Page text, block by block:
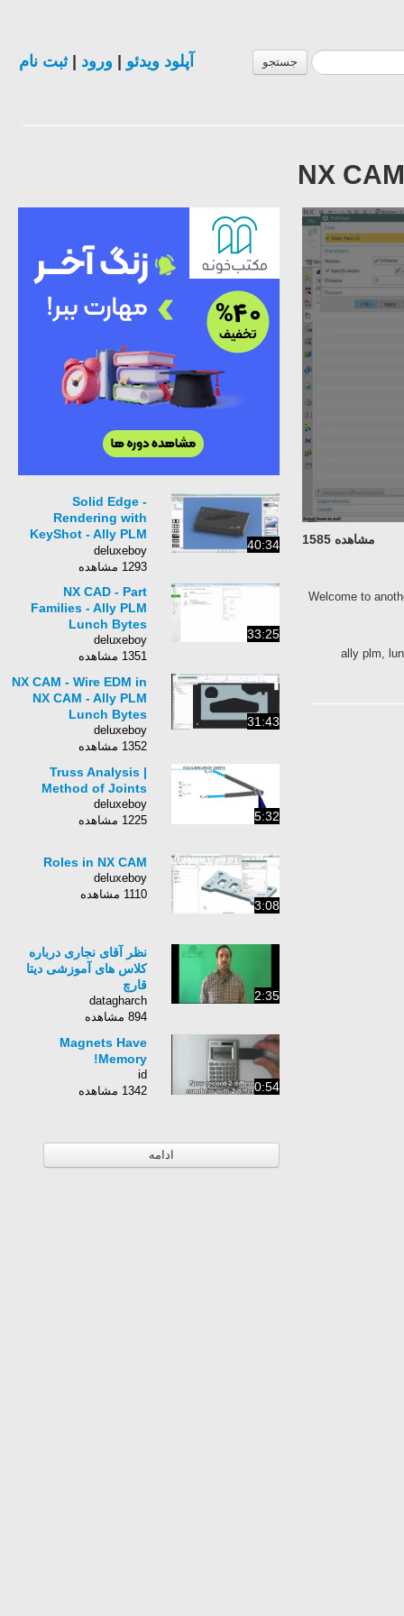
جستجو آپلود ویدئو ورود |ثبت نام
NX
مشاهده 1585
Welcome to
ally plm,
40:34
Solid Edge -
Rendering with
KeyShot - Ally PLM
Lunch Bytes
deluxeboy
1293 مشاهده
33:25
NX CAD - Part
Families - Ally PLM
Lunch Bytes
deluxeboy
1351 مشاهده
31:43
NX CAM - Wire EDM in
NX CAM - Ally PLM
Lunch Bytes
deluxeboy
1352 مشاهده
5:32
Truss Analysis |
Method of Joints
deluxeboy
1225 مشاهده
3:08
Roles in NX CAM
deluxeboy
1110 مشاهده
2:35
نظر آقای نجاری درباره
کلاس های آموزشی دیتا
قارچ
datagharch
894 مشاهده
0:54
Magnets Have
Memory!
id
1342 مشاهده
ادامه